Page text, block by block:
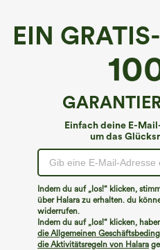
EIN
Einfach deine E-
um das
Indem du auf „los!“ klicken,
über Halara zu erhalten. du
widerrufen.
Indem du auf „los!“ klicken,
die Allgemeinen
die Aktivitätsregeln von Halara
Wir können die von
Mehr